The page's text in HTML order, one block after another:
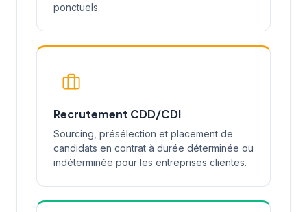
ponctuels.
Recrutement CDD/CDI
Sourcing, présélection et placement de
candidats en contrat à durée déterminée ou
indéterminée pour les entreprises clientes.